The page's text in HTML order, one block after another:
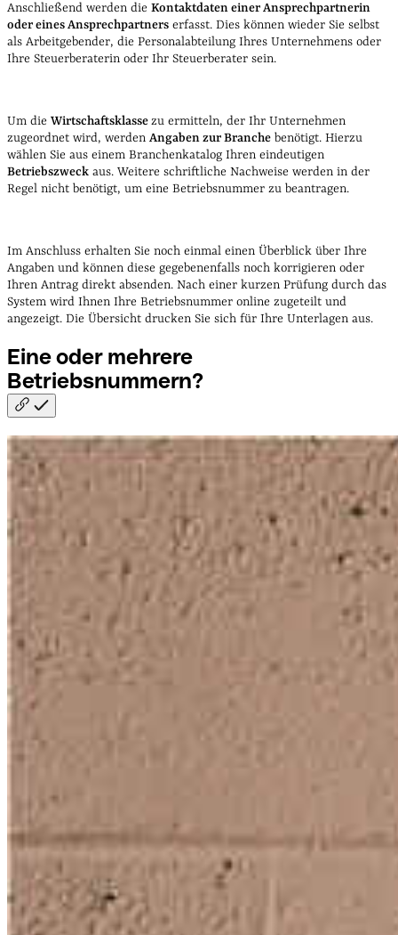
Anschließend werden die Kontaktdaten einer Ansprechpartnerin
oder eines Ansprechpartners erfasst. Dies können wieder Sie selbst
als Arbeitgebender, die Personalabteilung Ihres Unternehmens oder
Ihre Steuerberaterin oder Ihr Steuerberater sein.
Um die Wirtschaftsklassezu ermitteln, der Ihr Unternehmen
zugeordnet wird, werden Angaben zur Branche benötigt. Hierzu
wählen Sie aus einem Branchenkatalog Ihren eindeutigen
Betriebszweck aus. Weitere schriftliche Nachweise werden in der
Regel nicht benötigt, um eine Betriebsnummer zu beantragen.
Im Anschluss erhalten Sie noch einmal einen Überblick über Ihre
Angaben und können diese gegebenenfalls noch korrigieren oder
Ihren Antrag direkt absenden. Nach einer kurzen Prüfung durch das
System wird Ihnen Ihre Betriebsnummer online zugeteilt und
angezeigt. Die Übersicht drucken Sie sich für Ihre Unterlagen aus.
Eine oder mehrere
Betriebsnummern?